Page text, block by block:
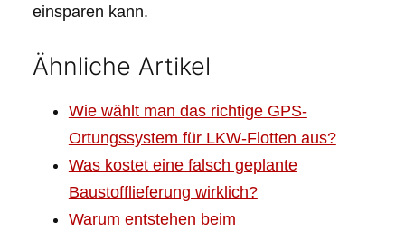
einsparen kann.
Ähnliche Artikel
Wie wählt man das richtige GPS-
Ortungssystem für LKW-Flotten aus?
Was kostet eine falsch geplante
Baustofflieferung wirklich?
Warum entstehen beim